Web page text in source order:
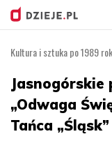
Kultura i sztuka po 1989
„Odwaga
Tańca „Śląsk”